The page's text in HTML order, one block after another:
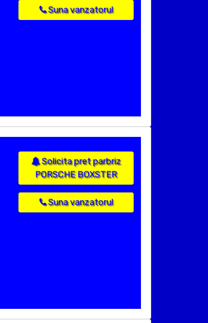
Suna vanzatorul
Solicita pret parbriz
PORSCHE BOXSTER
Suna vanzatorul